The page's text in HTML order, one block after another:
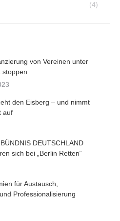
(4)
von Vereinen unter
stoppen
den Eisberg – und nimmt
auf
DEUTSCHLAND
sich bei „Berlin Retten“
für Austausch,
Professionalisierung